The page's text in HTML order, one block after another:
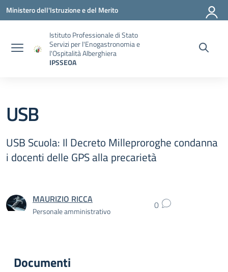
Vai ai contenuti
Vai al menu di navigazione
Vai al footer
Ministero dell'Istruzione e del Merito
Istituto Professionale di Stato
Servizi per l'Enogastronomia e
l'Ospitalità Alberghiera
IPSSEOA
USB
USB Scuola: Il Decreto Milleproroghe condanna
i docenti delle GPS alla precarietà
MAURIZIO RICCA
Personale amministrativo 0
Documenti